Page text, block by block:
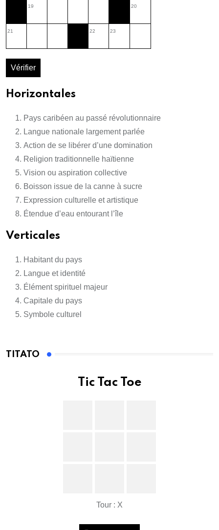
19 20
21 22 23
Vérifier
Horizontales
Pays caribéen au passé révolutionnaire
Langue nationale largement parlée
Action de se libérer d’une domination
Religion traditionnelle haïtienne
Vision ou aspiration collective
Boisson issue de la canne à sucre
Expression culturelle et artistique
Étendue d’eau entourant l’île
Verticales
Habitant du pays
Langue et identité
Élément spirituel majeur
Capitale du pays
Symbole culturel
TITATO
Tic Tac Toe
Tour : X